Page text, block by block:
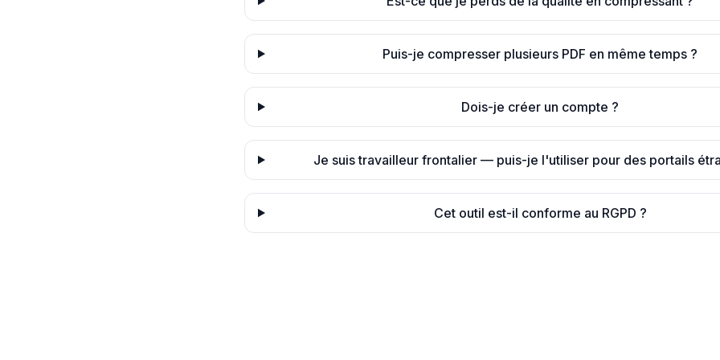
Puis-je compresser plusieurs PDF en même temps ?
Dois-je créer un compte ?
Je suis travailleur frontalier — puis-je l'utiliser pour des portails
Cet outil est-il conforme au RGPD ?